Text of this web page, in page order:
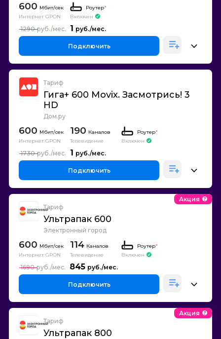
600
Интернет GPON
Роутер*
Включен
1
1290
Подключить
Тариф
Гига+ 600 Movix. Засмотрись! 3
HD
Дом.ру
600
Интернет GPON
190 Каналов
Телевидение
Роутер*
Включен
1
1730
Подключить
Тариф
Ультрапак 600
Электронный город
Акция
600
Интернет GPON
114 Каналов
Телевидение
Роутер*
Включен
845
1690
Подключить
Тариф
Ультрапак 800
Акция